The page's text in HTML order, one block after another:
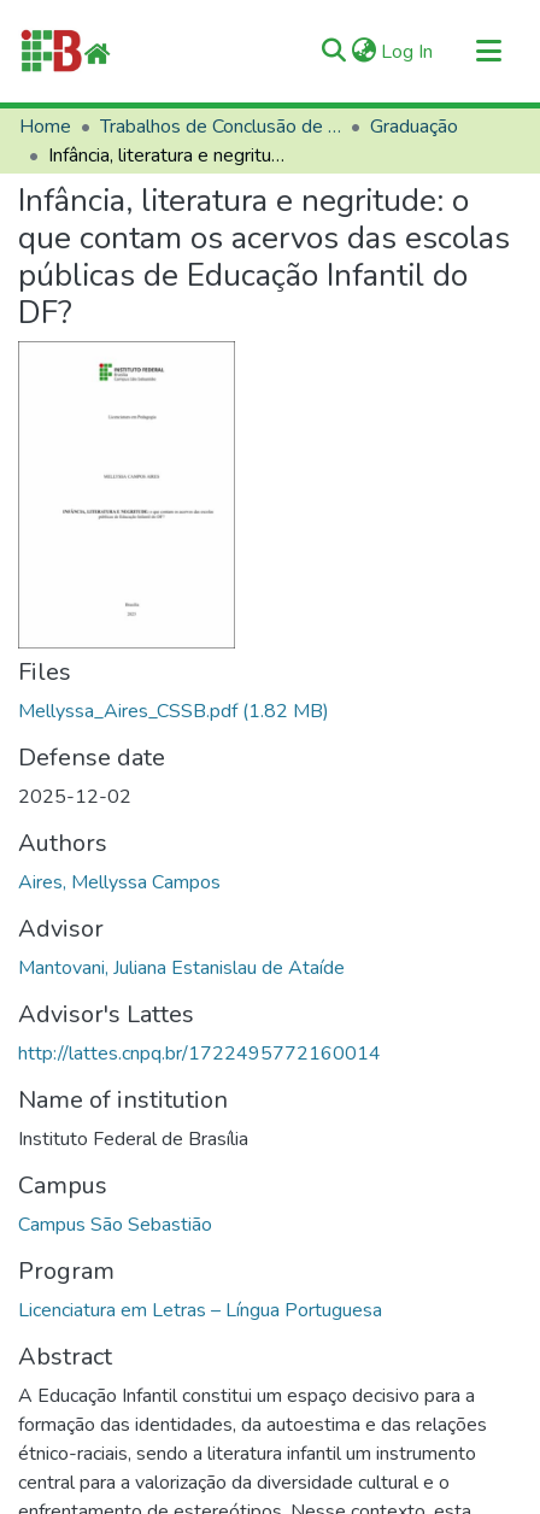
Log In (current)
Communities & Collections
All of RIIFB
Manuals and Terms
Statistics
About RIIFB
Help
Home Trabalhos de Conclusão de Curso (TCCs)
Graduação
Infância, literatura e negritude: o que contam os acervos das escolas públicas de Educação Infantil do DF?
Infância, literatura e negritude: o
que contam os acervos das escolas
públicas de Educação Infantil do
DF?
Files
Mellyssa_Aires_CSSB.pdf(1.82 MB)
Defense date
2025-12-02
Authors
Aires, Mellyssa Campos
Advisor
Mantovani, Juliana Estanislau de Ataíde
Advisor's Lattes
http://lattes.cnpq.br/1722495772160014
Name of institution
Instituto Federal de Brasília
Campus
Campus São Sebastião
Program
Licenciatura em Letras – Língua Portuguesa
Abstract
A Educação Infantil constitui um espaço decisivo para a
formação das identidades, da autoestima e das relações
étnico-raciais, sendo a literatura infantil um instrumento
central para a valorização da diversidade cultural e o